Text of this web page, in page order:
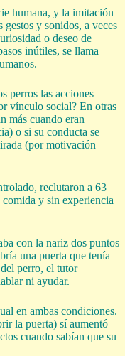
humana, y la imitación
y sonidos, a veces
o deseo de
inútiles, se llama
perros las acciones
vínculo social? En otras
más cuando eran
o si su conducta se
(por motivación
reclutaron a 63
y sin experiencia
con la nariz dos puntos
una puerta que tenía
perro, el tutor
ni ayudar.
en ambas condiciones.
la puerta) sí aumentó
cuando sabían que su